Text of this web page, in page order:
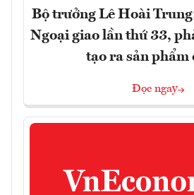
Bộ trưởng Lê Hoài
Ngoại giao lần thứ 33,
tạo ra sản phẩm
Đọc ngay